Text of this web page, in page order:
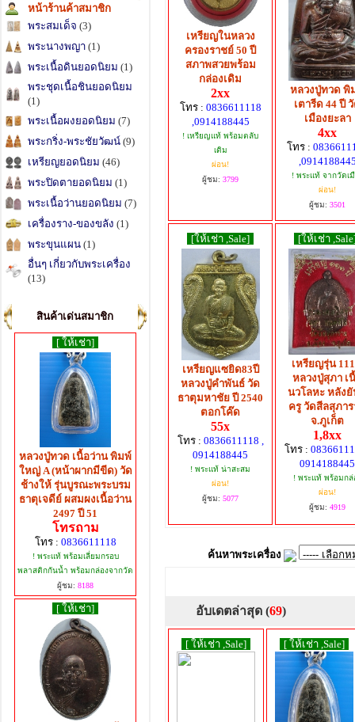
หน้าร้านค้าสมาชิก
พระสมเด็จ (3)
พระนางพญา (1)
พระเนื้อดินยอดนิยม (1)
พระชุดเนื้อชินยอดนิยม
(1)
พระเนื้อผงยอดนิยม (7)
พระกริ่ง-พระชัยวัฒน์ (9)
เหรียญยอดนิยม (46)
พระปิดตายอดนิยม (1)
พระเนื้อว่านยอดนิยม (7)
เครื่องราง-ของขลัง (1)
พระขุนแผน (1)
อื่นๆ เกี่ยวกับพระเครื่อง
(13)
สินค้าเด่นสมาชิก
[ ให้เช่า]
หลวงปู่ทวด เนื้อว่าน พิมพ์
ใหญ่ A (หน้าผากมีขีด) วัด
ช้างให้ รุ่นบูรณะพระบรม
ธาตุเจดีย์ ผสมผงเนื้อว่าน
2497 ปี 51
โทรถาม
โทร : 0836611118
! พระแท้ พร้อมเลี่ยมกรอบ
พลาสติกกันน้ำ พร้อมกล่องจากวัด
ผู้ชม: 8188
[ ให้เช่า]
เหรียญในหลวง
ครองราชย์ 50 ปี
สภาพสวยพร้อม
กล่องเดิม
2xx
โทร : 0836611118
,0914188445
! เหรียญแท้ พร้อมตลับ
เดิม
ผ่อน!
ผู้ชม: 3799
หลวงปู่ทวด พิ
เตารีด 44 ปี
เมืองยะลา
4xx
โทร :
! พระแท้ จากวัดเ
ผ่อน!
ผู้ชม: 3501
[ให้เช่า ,Sale]
เหรียญแซยิด83ปี
หลวงปู่คำพันธ์ วัด
ธาตุมหาชัย ปี 2540
ตอกโค๊ด
55x
โทร : 0836611118 ,
0914188445
! พระแท้ น่าสะสม
ผ่อน!
ผู้ชม: 5077
[ให้เช่า
เหรียญรุ่น
หลวงปู่สุภา เ
นวโลหะ หลัง
ครู วัดสีลสุภา
จ.ภูเก็ต
1,8xx
โทร :
0914188445
! พระแท้ พร้อมกล่
ผ่อน!
ผู้ชม: 4919
ค้นหาพระเครื่อง
อับเดตล่าสุด (69)
[ ให้เช่า ,Sale] [ ให้เช่า ,Sale]